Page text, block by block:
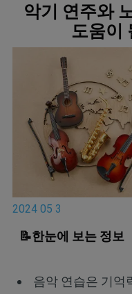
악기 연주와
도움이
2024 05 3
📝한눈에 보는 정보
음악 연습은 기억